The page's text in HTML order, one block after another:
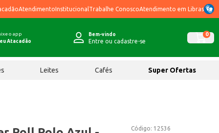
AtendimentoInstitucional Trabalhe ConoscoAtendimento em Libras
o app
Atacadão
Bem-vindo
Entre ou cadastre-se
0
Leites Cafés Super Ofertas
Código: 12536